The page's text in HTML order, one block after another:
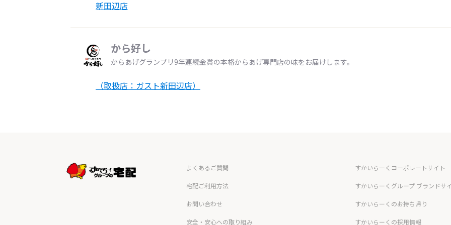
新田辺店
から好し
からあげグランプリ9年連続金賞の本格からあげ専門店の味をお届けします。
（取扱店：ガスト新田辺店）
よくあるご質問
宅配ご利用方法
お問い合わせ
安全・安心への取り組み
すかいらーくコーポレートサイト
すかいらーくグループ ブランドサ
すかいらーくのお持ち帰り
すかいらーくの採用情報